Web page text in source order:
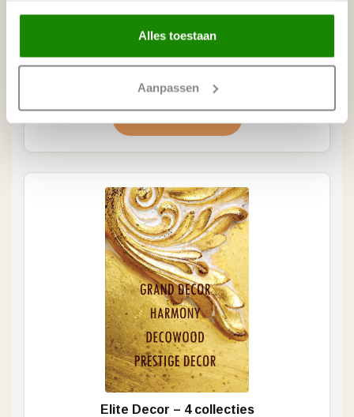
Alles toestaan
Aanpassen
Decoratieve lijsten en panelen
Elite Decor – 4 collecties